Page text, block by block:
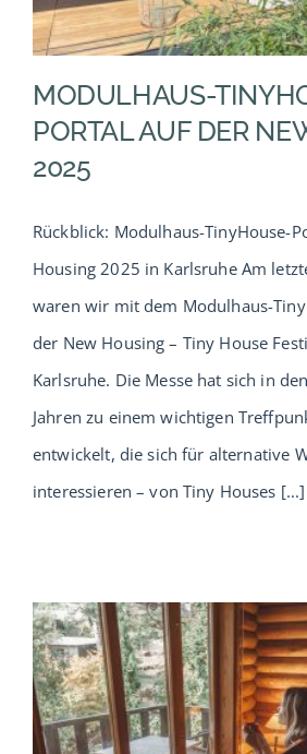
Service
Verband
Probewohnen
Musterhäuser
MODULHAUS-
PORTAL AUF DER
2025
Rückblick: Modulhaus-TinyHouse-
Housing 2025 in Karlsruhe Am
waren wir mit dem Modulhaus-
der New Housing – Tiny House
Karlsruhe. Die Messe hat sich in
Jahren zu einem wichtigen
entwickelt, die sich für alternative
interessieren – von Tiny Houses [...]